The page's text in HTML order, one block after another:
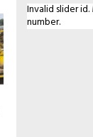
Invalid slider
number.